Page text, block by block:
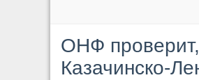
ОНФ
Казачинско-